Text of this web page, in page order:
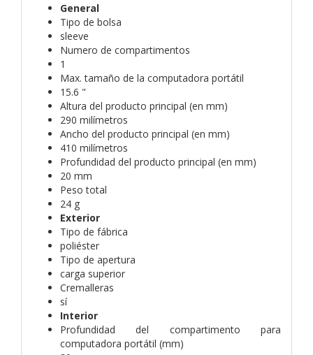
General
Tipo de bolsa
sleeve
Numero de compartimentos
1
Max. tamaño de la computadora portátil
15.6 "
Altura del producto principal (en mm)
290 milímetros
Ancho del producto principal (en mm)
410 milímetros
Profundidad del producto principal (en mm)
20 mm
Peso total
24 g
Exterior
Tipo de fábrica
poliéster
Tipo de apertura
carga superior
Cremalleras
sí
Interior
Profundidad del compartimento para
computadora portátil (mm)